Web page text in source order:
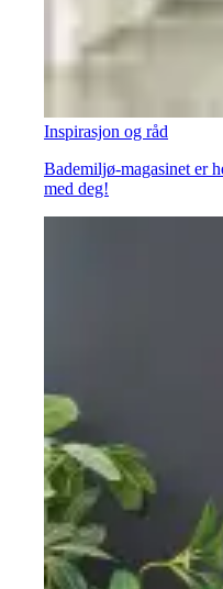
Inspirasjon og råd
Bademiljø-magasinet er
med deg!